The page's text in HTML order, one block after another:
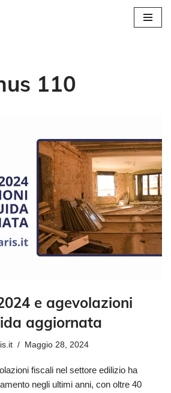
110
e agevolazioni
aggiornata
Maggio 28, 2024
fiscali nel settore edilizio ha
negli ultimi anni, con oltre 40